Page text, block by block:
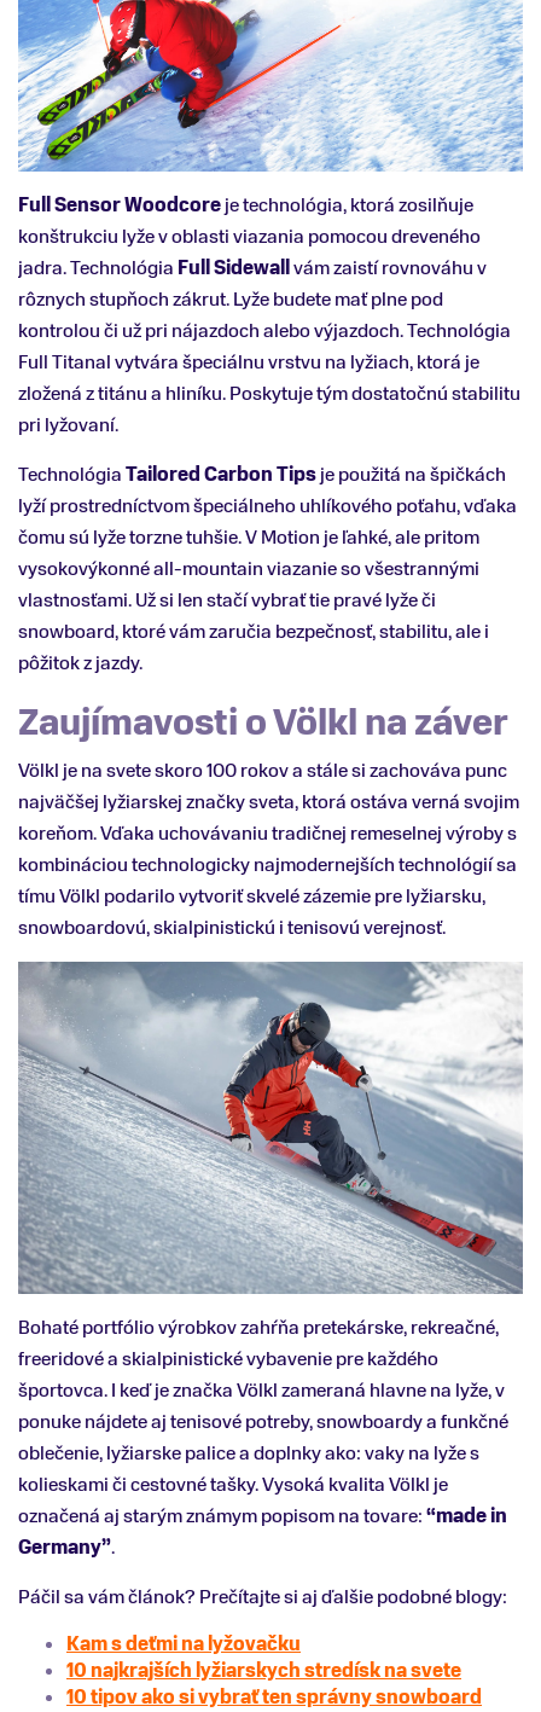
Full Sensor Woodcoreje technológia, ktorá zosilňuje
konštrukciu lyže v oblasti viazania pomocou dreveného
jadra. Technológia Full Sidewallvám zaistí rovnováhu v
rôznych stupňoch zákrut. Lyže budete mať plne pod
kontrolou či už pri nájazdoch alebo výjazdoch. Technológia
Full Titanal vytvára špeciálnu vrstvu na lyžiach, ktorá je
zložená z titánu a hliníku. Poskytuje tým dostatočnú stabilitu
pri lyžovaní.
TechnológiaTailored Carbon Tipsje použitá na špičkách
lyží prostredníctvom špeciálneho uhlíkového poťahu, vďaka
čomu sú lyže torzne tuhšie. V Motion je ľahké, ale pritom
vysokovýkonné all-mountain viazanie so všestrannými
vlastnosťami. Už si len stačí vybrať tie pravé lyže či
snowboard, ktoré vám zaručia bezpečnosť, stabilitu, ale i
pôžitok z jazdy.
Zaujímavosti o Völkl na záver
Völkl je na svete skoro 100 rokov a stále si zachováva punc
najväčšej lyžiarskej značky sveta, ktorá ostáva verná svojim
koreňom. Vďaka uchovávaniu tradičnej remeselnej výroby s
kombináciou technologicky najmodernejších technológií sa
tímu Völkl podarilo vytvoriť skvelé zázemie pre lyžiarsku,
snowboardovú, skialpinistickú i tenisovú verejnosť.
Bohaté portfólio výrobkov zahŕňa pretekárske, rekreačné,
freeridové a skialpinistické vybavenie pre každého
športovca. I keď je značka Völkl zameraná hlavne na lyže, v
ponuke nájdete aj tenisové potreby, snowboardy a funkčné
oblečenie, lyžiarske palice a doplnky ako: vaky na lyže s
kolieskami či cestovné tašky. Vysoká kvalita Völkl je
označená aj starým známym popisom na tovare:“made in
Germany”.
Páčil sa vám článok? Prečítajte si aj ďalšie podobné blogy:
Kam s deťmi na lyžovačku
10 najkrajších lyžiarskych stredísk na svete
10 tipov ako si vybrať ten správny snowboard